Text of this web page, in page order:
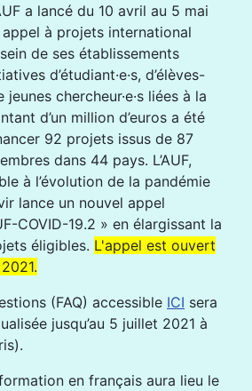
a lancé du 10 avril au 5 mai
à projets international
de ses établissements
d’étudiant·e·s, d’élèves-
jeunes chercheur·e·s liées à la
d’un million d’euros a été
92 projets issus de 87
dans 44 pays. L’AUF,
à l’évolution de la pandémie
lance un nouvel appel
COVID-19.2 » en élargissant la
éligibles. L'appel est ouvert
(FAQ) accessible ICI sera
jusqu’au 5 juillet 2021 à
en français aura lieu le